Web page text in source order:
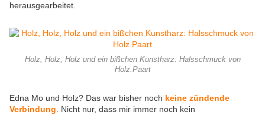
herausgearbeitet.
Holz, Holz, Holz und ein bißchen Kunstharz: Halsschmuck von
Holz.Paart
Edna Mo und Holz? Das war bisher noch keine zündende
Verbindung . Nicht nur, dass mir immer noch kein